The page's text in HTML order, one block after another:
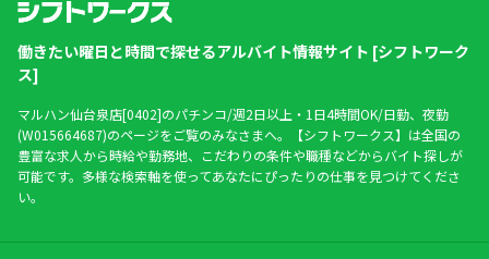
働きたい曜日と時間で探せるアルバイト情報サイト [シフトワーク
ス]
マルハン仙台泉店[0402]のパチンコ/週2日以上・1日4時間OK/日勤、夜勤
(W015664687)のページをご覧のみなさまへ。【シフトワークス】は全国の
豊富な求人から時給や勤務地、こだわりの条件や職種などからバイト探しが
可能です。多様な検索軸を使ってあなたにぴったりの仕事を見つけてくださ
い。